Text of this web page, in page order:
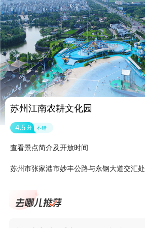
苏州江南农耕文化园
4.5 分 不错
查看景点简介及开放时间
苏州市张家港市妙丰公路与永钢大道交汇处
